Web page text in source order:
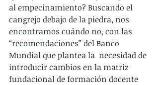
al empecinamiento? Buscando el
cangrejo debajo de la piedra, nos
encontramos cuándo no, con las
“recomendaciones” del Banco
Mundial que plantea la  necesidad de
introducir cambios en la matriz
fundacional de formación docente